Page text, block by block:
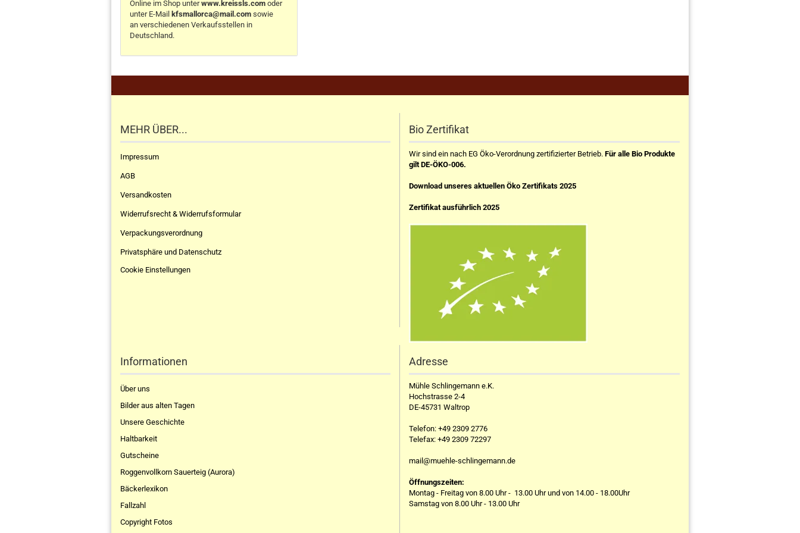
Online im Shop unterwww.kreissls.com oder
unter E-Mail kfsmallorca@mail.com sowie
an verschiedenen Verkaufsstellen in
Deutschland.
.
MEHR ÜBER...
Impressum
AGB
Versandkosten
Widerrufsrecht & Widerrufsformular
Verpackungsverordnung
Privatsphäre und Datenschutz
Cookie Einstellungen
Bio Zertifikat
Wir sind ein nach EG Öko-Verordnung zertifizierter Betrieb. Für alle Bio Produkte
gilt DE-ÖKO-006.
Download unseres aktuellen Öko Zertifikats 2025
Zertifikat ausführlich 2025
Informationen
Über uns
Bilder aus alten Tagen
Unsere Geschichte
Haltbarkeit
Gutscheine
Roggenvollkorn Sauerteig (Aurora)
Bäckerlexikon
Fallzahl
Copyright Fotos
Adresse
Mühle Schlingemann e.K.
Hochstrasse 2-4
DE-45731 Waltrop
Telefon: +49 2309 2776
Telefax: +49 2309 72297
mail@muehle-schlingemann.de
Öffnungszeiten:
Montag - Freitag von 8.00 Uhr - 13.00 Uhr und von 14.00 - 18.00Uhr
Samstag von 8.00 Uhr - 13.00 Uhr